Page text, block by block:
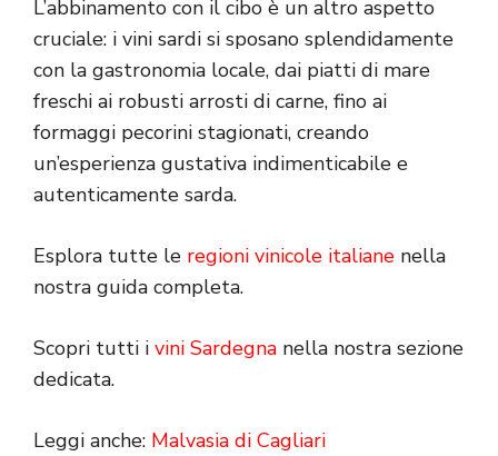
L’abbinamento con il cibo è un altro aspetto
cruciale: i vini sardi si sposano splendidamente
con la gastronomia locale, dai piatti di mare
freschi ai robusti arrosti di carne, fino ai
formaggi pecorini stagionati, creando
un’esperienza gustativa indimenticabile e
autenticamente sarda.
Esplora tutte le regioni vinicole italiane nella
nostra guida completa.
Scopri tutti i vini Sardegna nella nostra sezione
dedicata.
Leggi anche: Malvasia di Cagliari